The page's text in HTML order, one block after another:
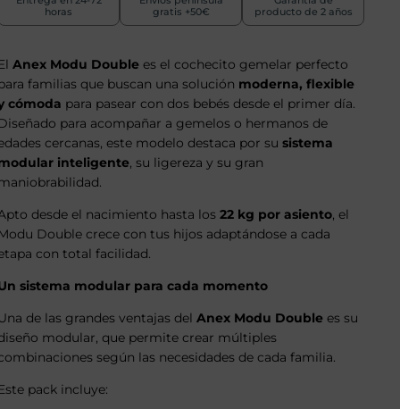
horas
gratis +50€
producto de 2 años
Anex Modu Double es el cochecito gemelar perfecto
familias que buscan una solución moderna, flexible
cómoda para pasear con dos bebés desde el primer día.
para acompañar a gemelos o hermanos de
cercanas, este modelo destaca por susistema
inteligente, su ligereza y su gran
desde el nacimiento hasta los22 kg por asiento, el
Double crece con tus hijos adaptándose a cada
con total facilidad.
sistema modular para cada momento
de las grandes ventajas delAnex Modu Double es su
modular, que permite crear múltiples
según las necesidades de cada familia.
pack incluye: